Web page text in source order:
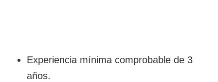
Experiencia mínima comprobable de 3
años.